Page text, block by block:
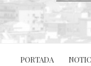
PORTADA